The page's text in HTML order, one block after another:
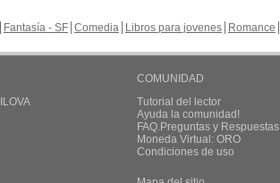
Fantasía - SF Comedia Libros para jovenes Romance
COMUNIDAD
Tutorial del lector
Ayuda la comunidad!
FAQ.Preguntas y Respuestas
Moneda Virtual: ORO
Condiciones de uso